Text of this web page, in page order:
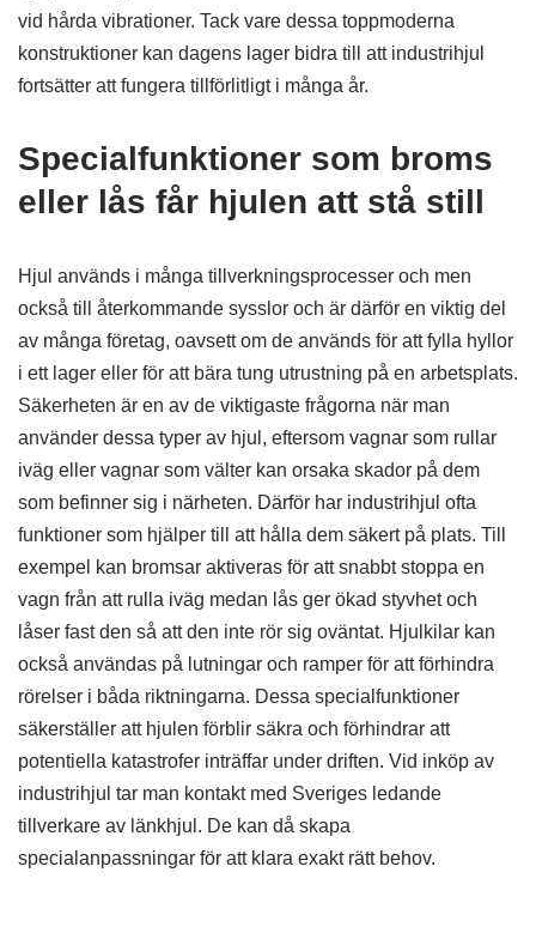
vid hårda vibrationer. Tack vare dessa toppmoderna
konstruktioner kan dagens lager bidra till att industrihjul
fortsätter att fungera tillförlitligt i många år.
Specialfunktioner som broms
eller lås får hjulen att stå still
Hjul används i många tillverkningsprocesser och men
också till återkommande sysslor och är därför en viktig del
av många företag, oavsett om de används för att fylla hyllor
i ett lager eller för att bära tung utrustning på en arbetsplats.
Säkerheten är en av de viktigaste frågorna när man
använder dessa typer av hjul, eftersom vagnar som rullar
iväg eller vagnar som välter kan orsaka skador på dem
som befinner sig i närheten. Därför har industrihjul ofta
funktioner som hjälper till att hålla dem säkert på plats. Till
exempel kan bromsar aktiveras för att snabbt stoppa en
vagn från att rulla iväg medan lås ger ökad styvhet och
låser fast den så att den inte rör sig oväntat. Hjulkilar kan
också användas på lutningar och ramper för att förhindra
rörelser i båda riktningarna. Dessa specialfunktioner
säkerställer att hjulen förblir säkra och förhindrar att
potentiella katastrofer inträffar under driften. Vid inköp av
industrihjul tar man kontakt med Sveriges ledande
tillverkare av länkhjul. De kan då skapa
specialanpassningar för att klara exakt rätt behov.